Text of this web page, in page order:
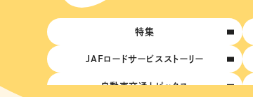
特集
JAFロードサービスストーリー
自動車交通トピックス